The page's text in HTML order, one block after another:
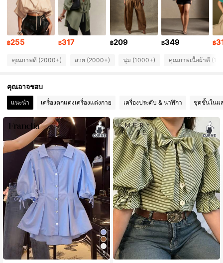
4.81 230K ผู้ติดตาม
4.81 230K ผู้ติดตาม
230K ผู้ติดตาม
฿255 ฿317 ฿209 ฿349 ฿
คุณภาพดี (2000+) สวย (2000+) นุ่ม (1000+) คุณภาพเนื้อผ้าดี
คุณอาจชอบ
แนะนำ เครื่องตกแต่งเครื่องแต่งกาย เครื่องประดับ & นาฬิกา ชุดชั้นในแ
5